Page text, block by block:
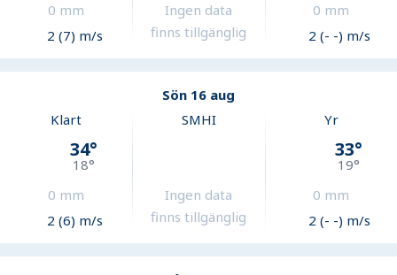
0 mm
2 (7) m/s
Ingen data
finns tillgänglig
0 mm
2 (- -) m/s
Sön 16 aug
Klart
34°
18°
0 mm
2 (6) m/s
SMHI
Ingen data
finns tillgänglig
Yr
33°
19°
0 mm
2 (- -) m/s